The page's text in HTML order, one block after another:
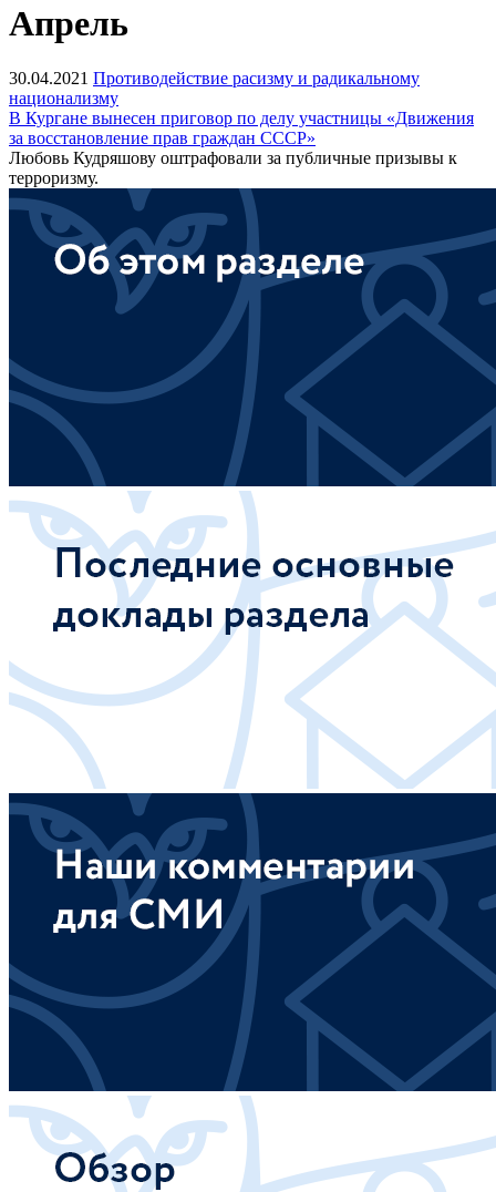
Апрель
30.04.2021 Противодействие расизму и радикальному
национализму
В Кургане вынесен приговор по делу участницы «Движения
за восстановление прав граждан СССР»
Любовь Кудряшову оштрафовали за публичные призывы к
терроризму.